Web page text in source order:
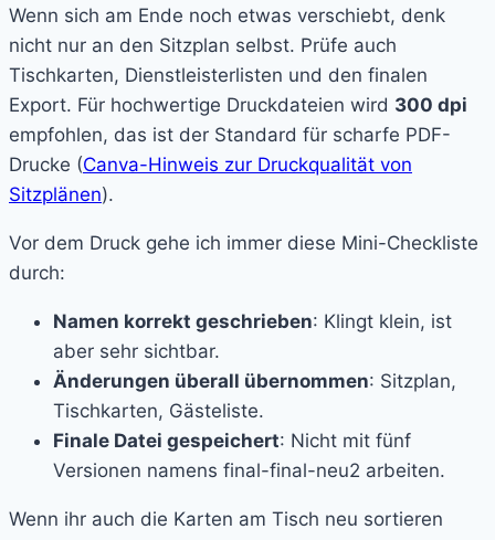
Wenn sich am Ende noch etwas verschiebt, denk
nicht nur an den Sitzplan selbst. Prüfe auch
Tischkarten, Dienstleisterlisten und den finalen
Export. Für hochwertige Druckdateien wird 300 dpi
empfohlen, das ist der Standard für scharfe PDF-
Drucke (Canva-Hinweis zur Druckqualität von
Sitzplänen).
Vor dem Druck gehe ich immer diese Mini-Checkliste
durch:
Namen korrekt geschrieben: Klingt klein, ist
aber sehr sichtbar.
Änderungen überall übernommen: Sitzplan,
Tischkarten, Gästeliste.
Finale Datei gespeichert: Nicht mit fünf
Versionen namens final-final-neu2 arbeiten.
Wenn ihr auch die Karten am Tisch neu sortieren